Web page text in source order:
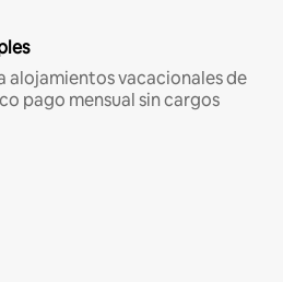
alojamientos vacacionales de
pago mensual sin cargos